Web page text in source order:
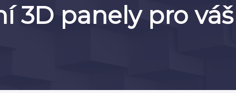
3D panely pro